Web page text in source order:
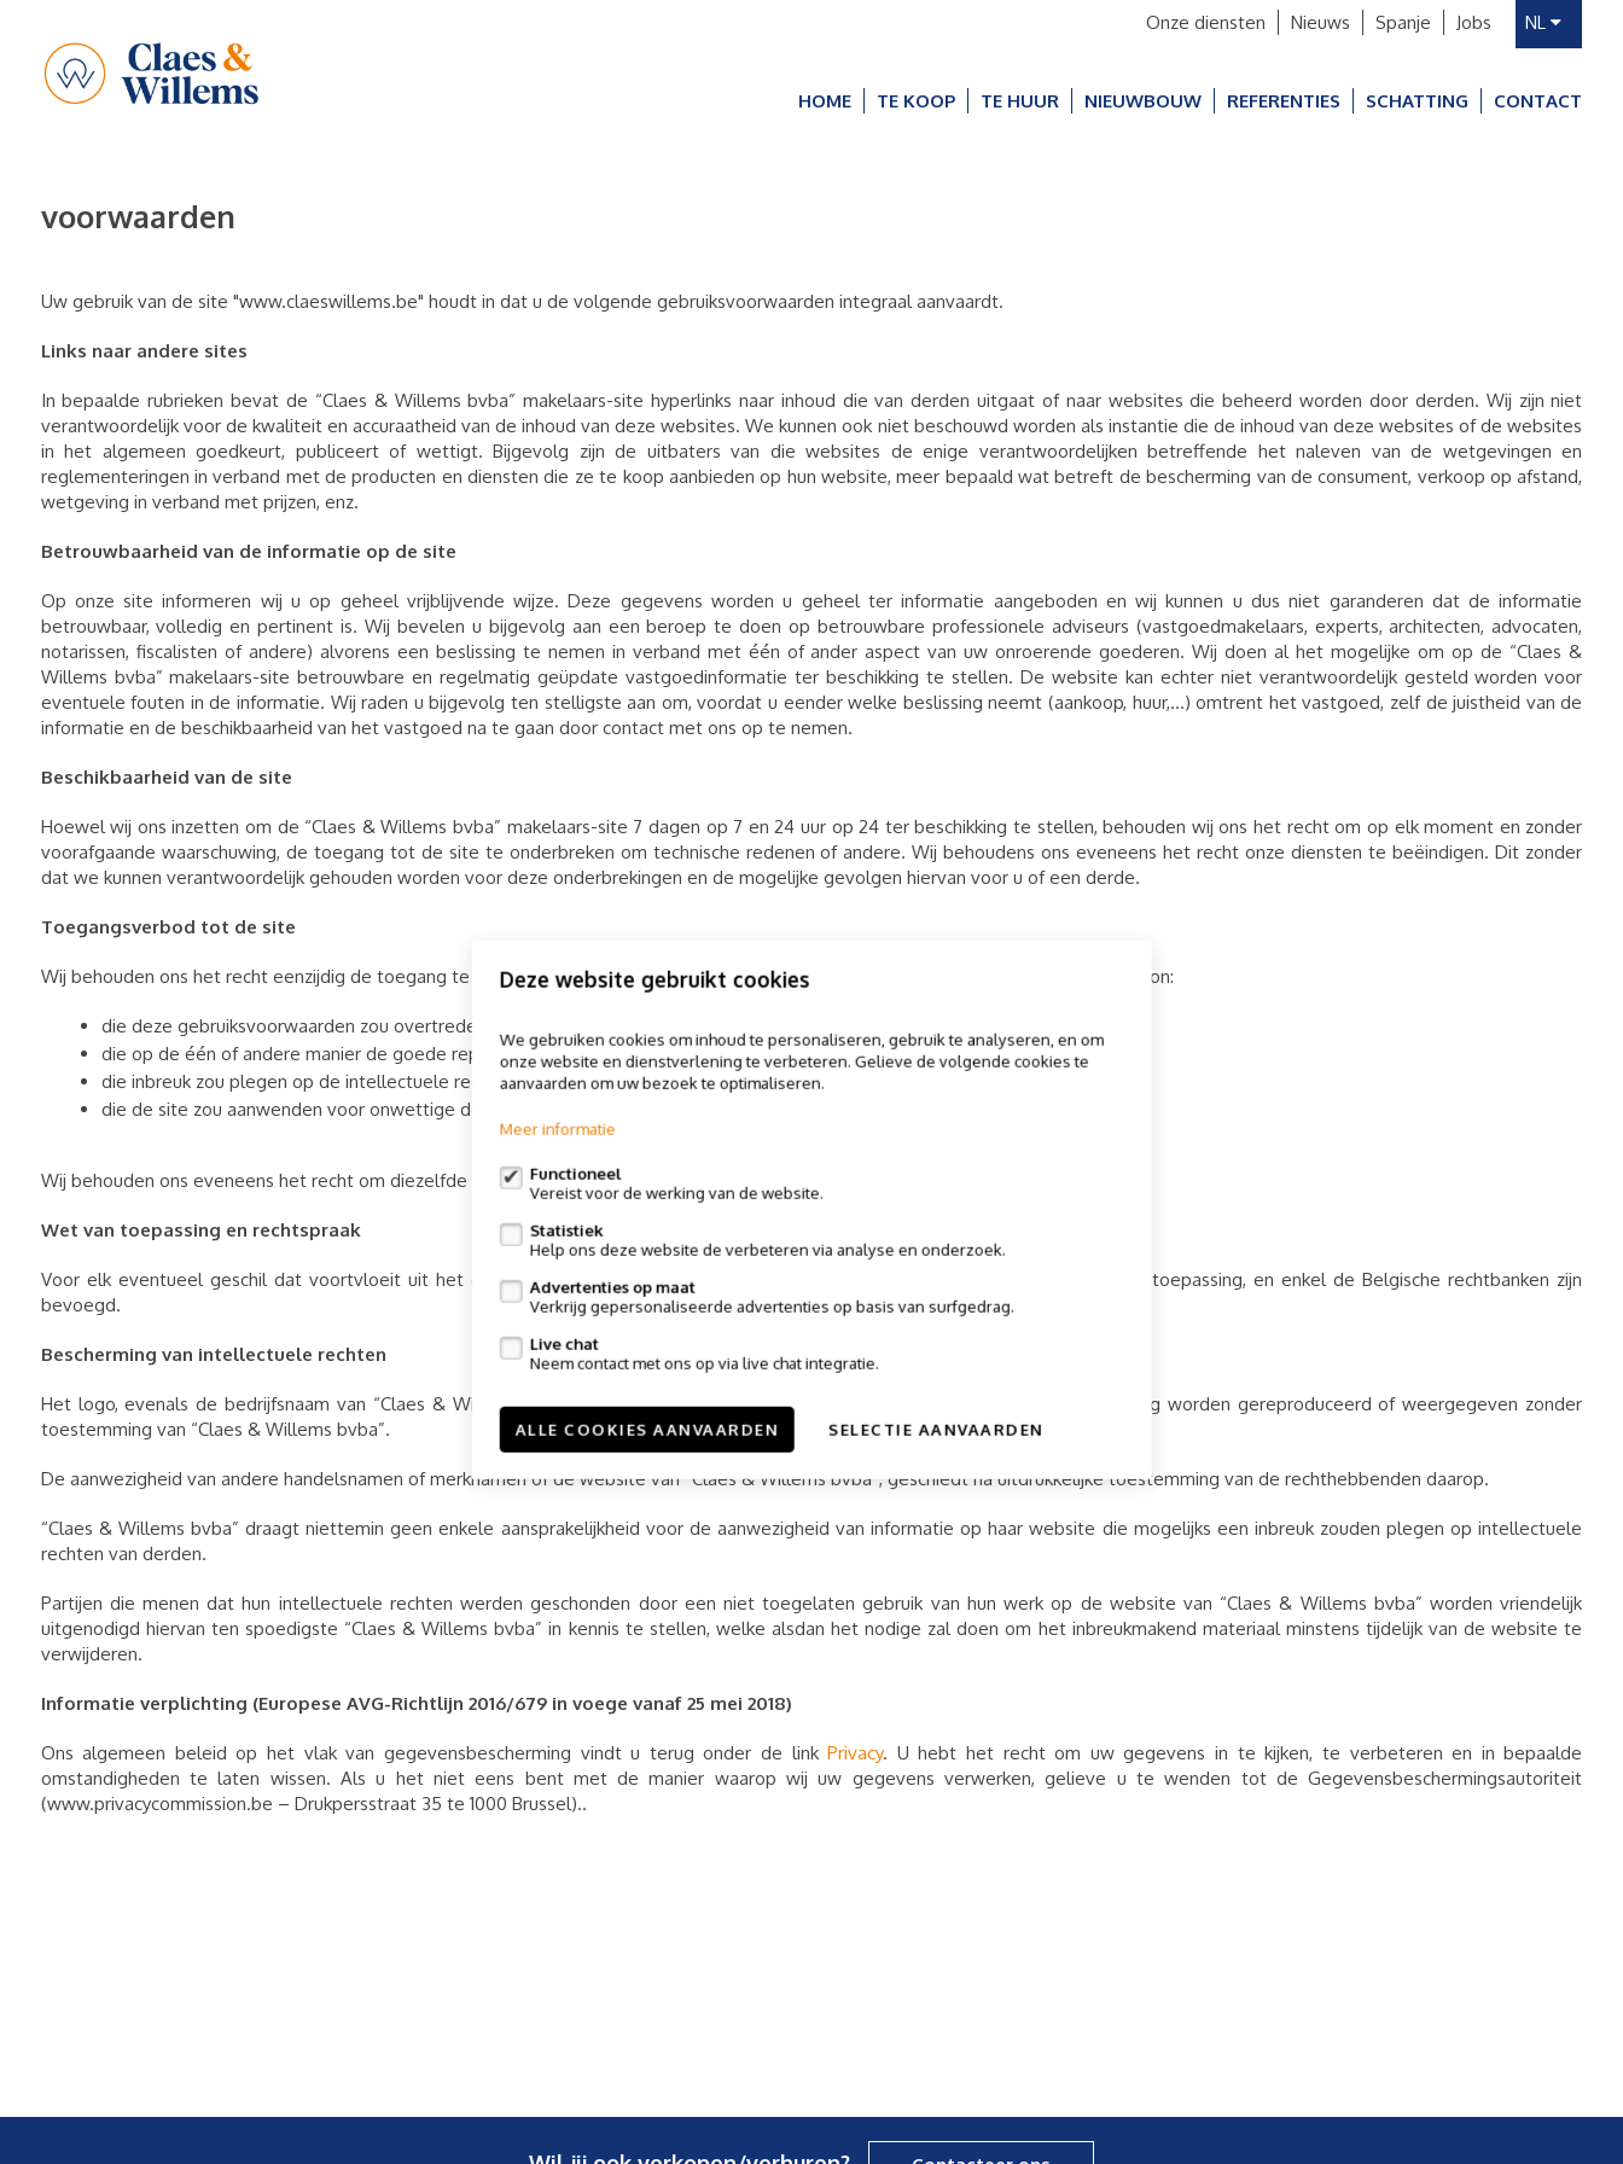
Onze diensten Nieuws Spanje Jobs
NL
HOME
TE KOOP TE HUUR NIEUWBOUW REFERENTIES SCHATTING CONTACT
voorwaarden
Uw gebruik van de site "www.claeswillems.be" houdt in dat u de volgende gebruiksvoorwaarden integraal aanvaardt.
Links naar andere sites
In bepaalde rubrieken bevat de “Claes & Willems bvba” makelaars-site hyperlinks naar inhoud die van derden uitgaat of naar websites die beheerd worden door derden. Wij zijn niet
verantwoordelijk voor de kwaliteit en accuraatheid van de inhoud van deze websites. We kunnen ook niet beschouwd worden als instantie die de inhoud van deze websites of de websites
in het algemeen goedkeurt, publiceert of wettigt. Bijgevolg zijn de uitbaters van die websites de enige verantwoordelijken betreffende het naleven van de wetgevingen en
reglementeringen in verband met de producten en diensten die ze te koop aanbieden op hun website, meer bepaald wat betreft de bescherming van de consument, verkoop op afstand,
wetgeving in verband met prijzen, enz.
Betrouwbaarheid van de informatie op de site
Op onze site informeren wij u op geheel vrijblijvende wijze. Deze gegevens worden u geheel ter informatie aangeboden en wij kunnen u dus niet garanderen dat de informatie
betrouwbaar, volledig en pertinent is. Wij bevelen u bijgevolg aan een beroep te doen op betrouwbare professionele adviseurs (vastgoedmakelaars, experts, architecten, advocaten,
notarissen, fiscalisten of andere) alvorens een beslissing te nemen in verband met één of ander aspect van uw onroerende goederen. Wij doen al het mogelijke om op de “Claes &
Willems bvba” makelaars-site betrouwbare en regelmatig geüpdate vastgoedinformatie ter beschikking te stellen. De website kan echter niet verantwoordelijk gesteld worden voor
eventuele fouten in de informatie. Wij raden u bijgevolg ten stelligste aan om, voordat u eender welke beslissing neemt (aankoop, huur,...) omtrent het vastgoed, zelf de juistheid van de
informatie en de beschikbaarheid van het vastgoed na te gaan door contact met ons op te nemen.
Beschikbaarheid van de site
Hoewel wij ons inzetten om de “Claes & Willems bvba” makelaars-site 7 dagen op 7 en 24 uur op 24 ter beschikking te stellen, behouden wij ons het recht om op elk moment en zonder
voorafgaande waarschuwing, de toegang tot de site te onderbreken om technische redenen of andere. Wij behoudens ons eveneens het recht onze diensten te beëindigen. Dit zonder
dat we kunnen verantwoordelijk gehouden worden voor deze onderbrekingen en de mogelijke gevolgen hiervan voor u of een derde.
Toegangsverbod tot de site
Wij behouden ons het recht eenzijdig de toegang te verbieden tot heel de site of een gedeelte ervan voor elke fysieke of rechtspersoon:
die deze gebruiksvoorwaarden zou overtreden
die op de één of andere manier de goede reputatie van de site zou aantasten
die inbreuk zou plegen op de intellectuele rechten van derden
die de site zou aanwenden voor onwettige doeleinden
Wij behouden ons eveneens het recht om diezelfde personen gerechtelijk te vervolgen.
Wet van toepassing en rechtspraak
Voor elk eventueel geschil dat voortvloeit uit het gebruik van de “Claes & Willems bvba” makelaars-site is de Belgische wet van toepassing, en enkel de Belgische rechtbanken zijn
bevoegd.
Bescherming van intellectuele rechten
Het logo, evenals de bedrijfsnaam van “Claes & Willems bvba” behoren tot diens eigen auteursrecht en mogen onder geen beding worden gereproduceerd of weergegeven zonder
toestemming van “Claes & Willems bvba”.
De aanwezigheid van andere handelsnamen of merknamen of de website van “Claes & Willems bvba”, geschiedt na uitdrukkelijke toestemming van de rechthebbenden daarop.
“Claes & Willems bvba” draagt niettemin geen enkele aansprakelijkheid voor de aanwezigheid van informatie op haar website die mogelijks een inbreuk zouden plegen op intellectuele
rechten van derden.
Partijen die menen dat hun intellectuele rechten werden geschonden door een niet toegelaten gebruik van hun werk op de website van “Claes & Willems bvba” worden vriendelijk
uitgenodigd hiervan ten spoedigste “Claes & Willems bvba” in kennis te stellen, welke alsdan het nodige zal doen om het inbreukmakend materiaal minstens tijdelijk van de website te
verwijderen.
Informatie verplichting (Europese AVG-Richtlijn 2016/679 in voege vanaf 25 mei 2018)
Ons algemeen beleid op het vlak van gegevensbescherming vindt u terug onder de linkPrivacy. U hebt het recht om uw gegevens in te kijken, te verbeteren en in bepaalde
omstandigheden te laten wissen. Als u het niet eens bent met de manier waarop wij uw gegevens verwerken, gelieve u te wenden tot de Gegevensbeschermingsautoriteit
(www.privacycommission.be – Drukpersstraat 35 te 1000 Brussel)..
Deze website gebruikt cookies
We gebruiken cookies om inhoud te personaliseren, gebruik te analyseren, en om
onze website en dienstverlening te verbeteren. Gelieve de volgende cookies te
aanvaarden om uw bezoek te optimaliseren.
Meer informatie
Functioneel
Vereist voor de werking van de website.
Statistiek
Help ons deze website de verbeteren via analyse en onderzoek.
Advertenties op maat
Verkrijg gepersonaliseerde advertenties op basis van surfgedrag.
Live chat
Neem contact met ons op via live chat integratie.
ALLE COOKIES AANVAARDEN SELECTIE AANVAARDEN